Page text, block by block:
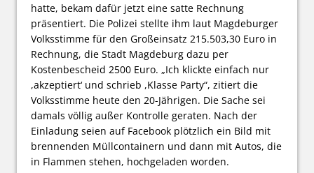
hatte, bekam dafür jetzt eine satte Rechnung
präsentiert. Die Polizei stellte ihm laut Magdeburger
Volksstimme für den Großeinsatz 215.503,30 Euro in
Rechnung, die Stadt Magdeburg dazu per
Kostenbescheid 2500 Euro. „Ich klickte einfach nur
,akzeptiert‘ und schrieb ,Klasse Party“, zitiert die
Volksstimme heute den 20-Jährigen. Die Sache sei
damals völlig außer Kontrolle geraten. Nach der
Einladung seien auf Facebook plötzlich ein Bild mit
brennenden Müllcontainern und dann mit Autos, die
in Flammen stehen, hochgeladen worden.